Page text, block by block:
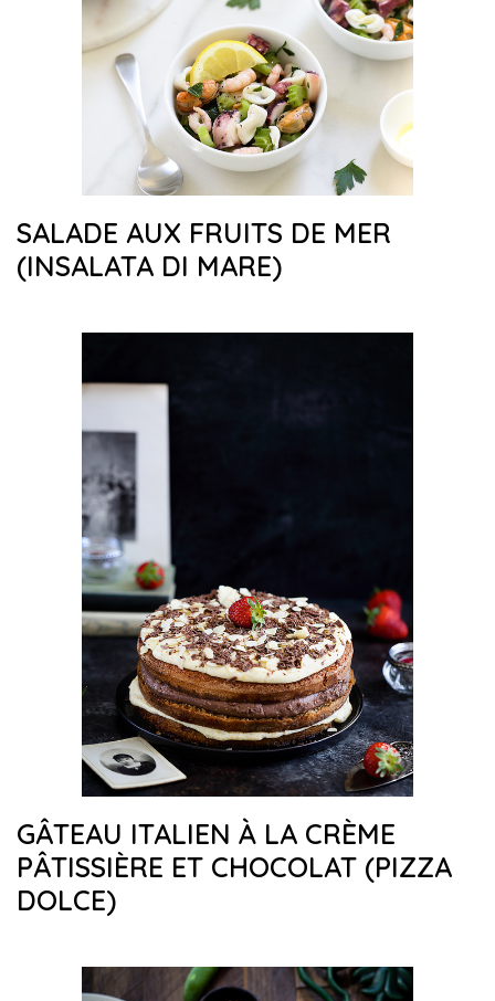
SALADE AUX FRUITS DE MER
(INSALATA DI MARE)
GÂTEAU ITALIEN À LA CRÈME
PÂTISSIÈRE ET CHOCOLAT (PIZZA
DOLCE)